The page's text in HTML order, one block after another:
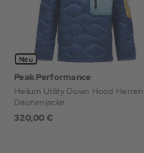
Neu
Peak Performance
Helium Utility Down Hood Herren
Daunenjacke
320,00 €